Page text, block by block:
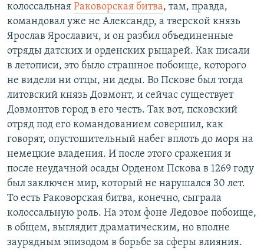
колоссальная Раковорская битва, там, правда,
командовал уже не Александр, а тверской князь
Ярослав Ярославич, и он разбил объединенные
отряды датских и орденских рыцарей. Как писали
в летописи, это было страшное побоище, которого
не видели ни отцы, ни деды. Во Пскове был тогда
литовский князь Довмонт, и сейчас существует
Довмонтов город в его честь. Так вот, псковский
отряд под его командованием совершил, как
говорят, опустошительный набег вплоть до моря на
немецкие владения. И после этого сражения и
после неудачной осады Орденом Пскова в 1269 году
был заключен мир, который не нарушался 30 лет.
То есть Раковорская битва, конечно, сыграла
колоссальную роль. На этом фоне Ледовое побоище,
в общем, выглядит драматическим, но вполне
заурядным эпизодом в борьбе за сферы влияния.